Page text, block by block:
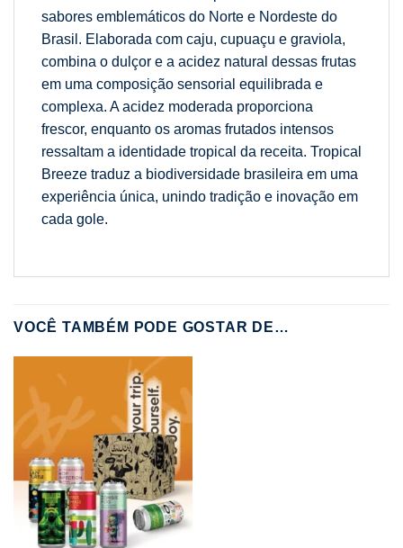
sabores emblemáticos do Norte e Nordeste do
Brasil. Elaborada com caju, cupuaçu e graviola,
combina o dulçor e a acidez natural dessas frutas
em uma composição sensorial equilibrada e
complexa. A acidez moderada proporciona
frescor, enquanto os aromas frutados intensos
ressaltam a identidade tropical da receita. Tropical
Breeze traduz a biodiversidade brasileira em uma
experiência única, unindo tradição e inovação em
cada gole.
VOCÊ TAMBÉM PODE GOSTAR DE…